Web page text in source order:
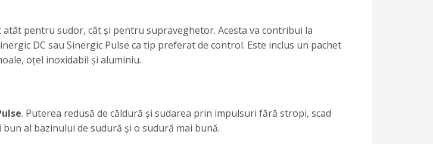
pentru sudor, cât și pentru supraveghetor. Acesta va contribui la
DC sau Sinergic Pulse ca tip preferat de control. Este inclus un pachet
oțel inoxidabil și aluminiu.
. Puterea redusă de căldură și sudarea prin impulsuri fără stropi, scad
al bazinului de sudură și o sudură mai bună.